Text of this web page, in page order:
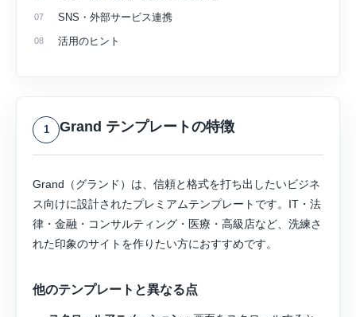
SNS・外部サービス連携
活用のヒント
1 Grand テンプレートの特徴
Grand（グランド）は、信頼と格式を打ち出したいビジネ
ス向けに設計されたプレミアムテンプレートです。IT・法
律・金融・コンサルティング・医療・高級店など、洗練さ
れた印象のサイトを作りたい方におすすめです。
他のテンプレートと異なる点